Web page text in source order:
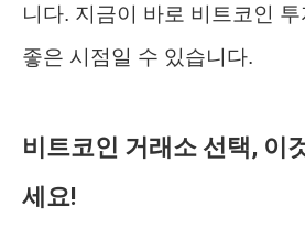
니다. 지금이 바로 비트코인
좋은 시점일 수 있습니다.
비트코인 거래소 선택, 이
세요!